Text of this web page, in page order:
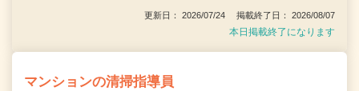
更新日： 2026/07/24 掲載終了日： 2026/08/07
本日掲載終了になります
マンションの清掃指導員